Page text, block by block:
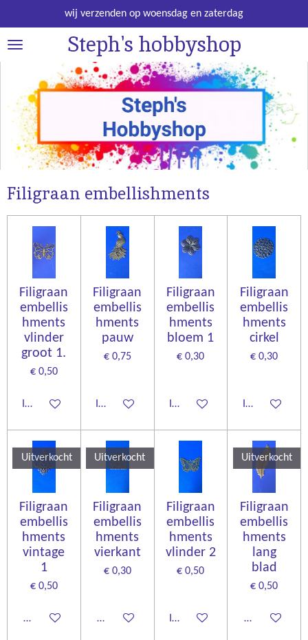
direct
naar
hoofdinhoud
Steph's hobbyshop
wij verzenden op woensdag en zaterdag
Filigraan embellishments
Filigraan
embellis
hments
vlinder
groot 1.
€ 0,50
In winkelwagen
Filigraan
embellis
hments
pauw
€ 0,75
In winkelwagen
Filigraan
embellis
hments
bloem 1
€ 0,30
In winkelwagen
Filigraan
embellis
hments
cirkel
€ 0,30
In
Uitverkocht
Filigraan
embellis
hments
vintage
1
€ 0,50
Houd mij op de hoogte
Uitverkocht
Filigraan
embellis
hments
vierkant
€ 0,30
Houd mij op de hoogte
Filigraan
embellis
hments
vlinder 2
€ 0,50
In winkelwagen
Uitverkocht
Filigraan
embellis
hments
lang
blad
€ 0,50
Houd mij op